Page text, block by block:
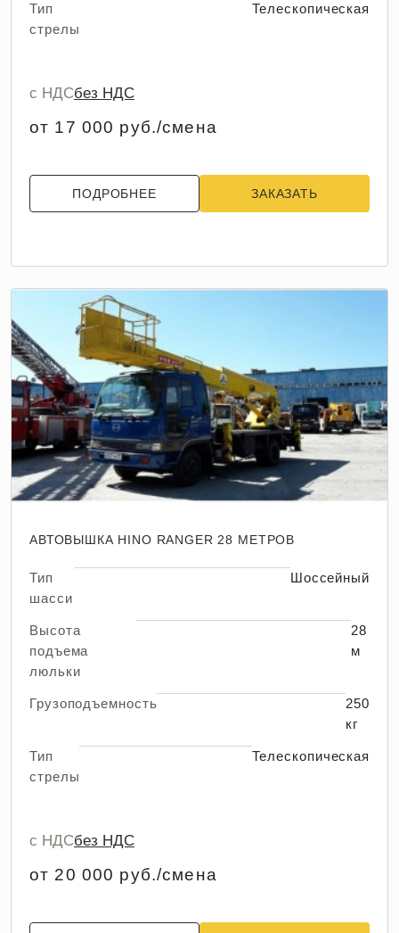
Тип
стрелы
Телескопическая
с НДСбез НДС
от 17 000 руб./смена
ПОДРОБНЕЕ ЗАКАЗАТЬ
АВТОВЫШКА HINO RANGER 28 МЕТРОВ
Тип
шасси
Шоссейный
Высота
подъема
люльки
28
м
Грузоподъемность
250
кг
Тип
стрелы
Телескопическая
с НДСбез НДС
от 20 000 руб./смена